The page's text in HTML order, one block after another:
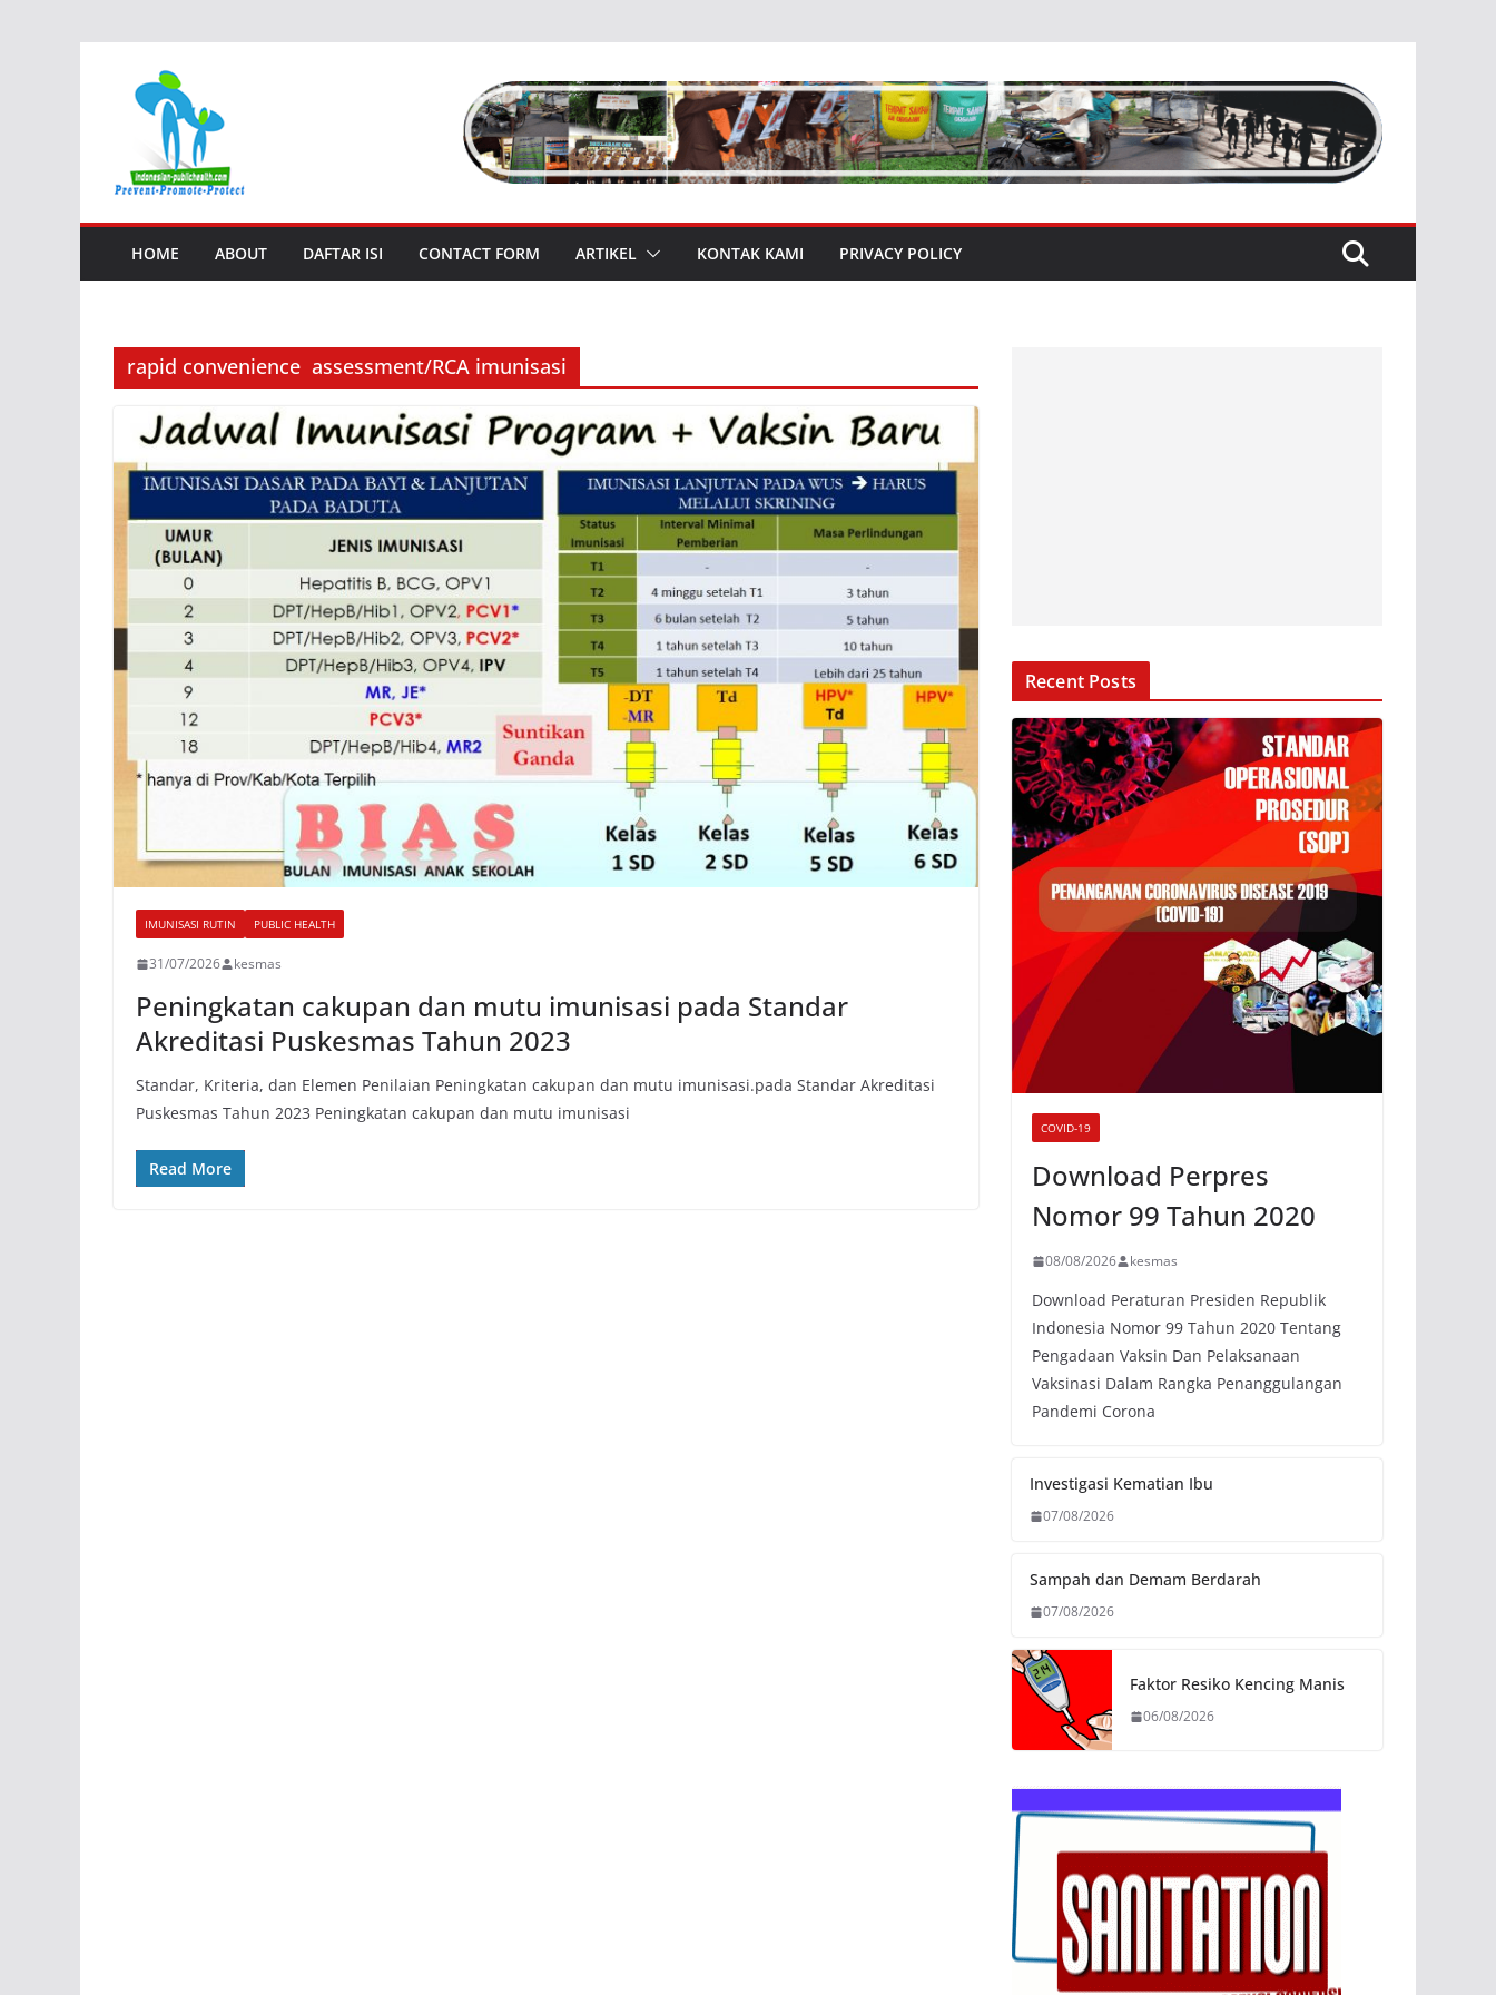
HOME ABOUT DAFTAR ISI CONTACT FORM ARTIKEL KONTAK KAMI PRIVACY POLICY
rapid convenience assessment/RCA imunisasi
IMUNISASI RUTIN PUBLIC HEALTH
31/07/2026 kesmas
Peningkatan cakupan dan mutu imunisasi pada Standar
Akreditasi Puskesmas Tahun 2023
Standar, Kriteria, dan Elemen Penilaian Peningkatan cakupan dan mutu imunisasi.pada Standar Akreditasi
Puskesmas Tahun 2023 Peningkatan cakupan dan mutu imunisasi
Read More
Recent Posts
COVID-19
Download Perpres
Nomor 99 Tahun 2020
08/08/2026 kesmas
Download Peraturan Presiden Republik
Indonesia Nomor 99 Tahun 2020 Tentang
Pengadaan Vaksin Dan Pelaksanaan
Vaksinasi Dalam Rangka Penanggulangan
Pandemi Corona
Investigasi Kematian Ibu
07/08/2026
Sampah dan Demam Berdarah
07/08/2026
Faktor Resiko Kencing Manis
06/08/2026